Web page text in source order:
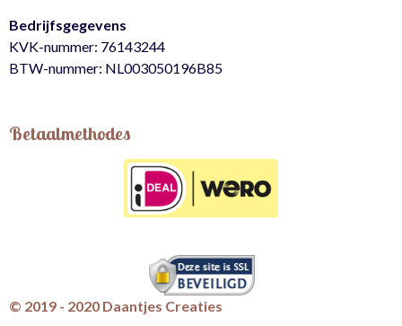
Bedrijfsgegevens
KVK-nummer: 76143244
BTW-nummer: NL003050196B85
Betaalmethodes
© 2019 - 2020 Daantjes Creaties